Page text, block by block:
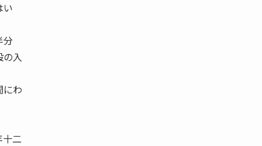
い
分
の入
にわ
十二